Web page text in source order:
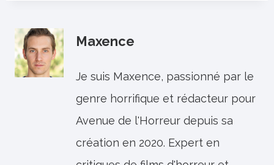
Maxence
Je suis Maxence, passionné par le
genre horrifique et rédacteur pour
Avenue de l'Horreur depuis sa
création en 2020. Expert en